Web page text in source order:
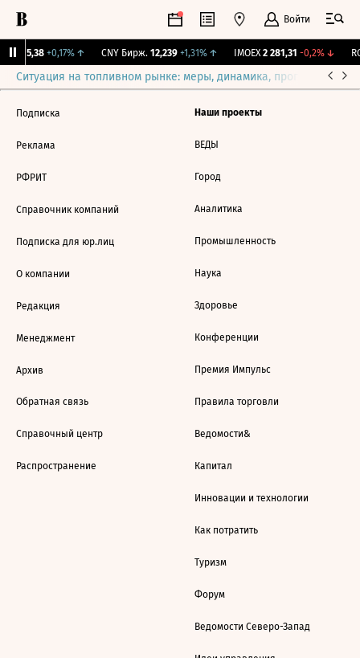
Войти
115,38 +0,17%↑ CNY Бирж. 12,239 +1,31%↑ IMOEX 2 281,31 -0,2%↓
Ситуация на топливном рынке: меры, динамика, прогнозы
Подписка
Реклама
РФРИТ
Справочник компаний
Подписка для юр.лиц
О компании
Редакция
Менеджмент
Архив
Обратная связь
Справочный центр
Распространение
Наши проекты
ВЕДЫ
Город
Аналитика
Промышленность
Наука
Здоровье
Конференции
Премия Импульс
Правила торговли
Ведомости&
Капитал
Инновации и технологии
Как потратить
Туризм
Форум
Ведомости Северо-Запад